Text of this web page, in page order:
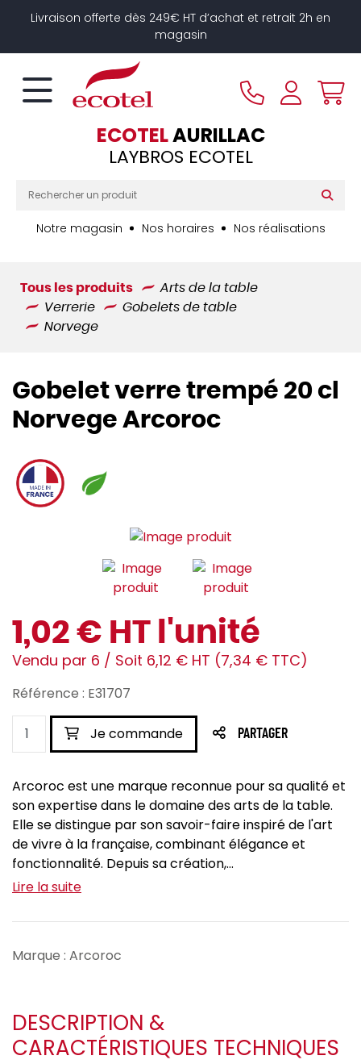
Livraison offerte dès 249€ HT d’achat et retrait 2h en
magasin
ECOTELAURILLAC
LAYBROS ECOTEL
Notre magasin Nos horaires Nos réalisations
Tous les produits
Arts de la table
Verrerie
Gobelets de table
Norvege
Gobelet verre trempé 20 cl
Norvege Arcoroc
1,02 € HT l'unité
Vendu par 6 / Soit 6,12 € HT (7,34 € TTC)
Référence : E31707
Je commande PARTAGER
Arcoroc est une marque reconnue pour sa qualité et
son expertise dans le domaine des arts de la table.
Elle se distingue par son savoir-faire inspiré de l'art
de vivre à la française, combinant élégance et
fonctionnalité. Depuis sa création,...
Lire la suite
Marque : Arcoroc
DESCRIPTION &
CARACTÉRISTIQUES TECHNIQUES
Panneau de gestion des cookies